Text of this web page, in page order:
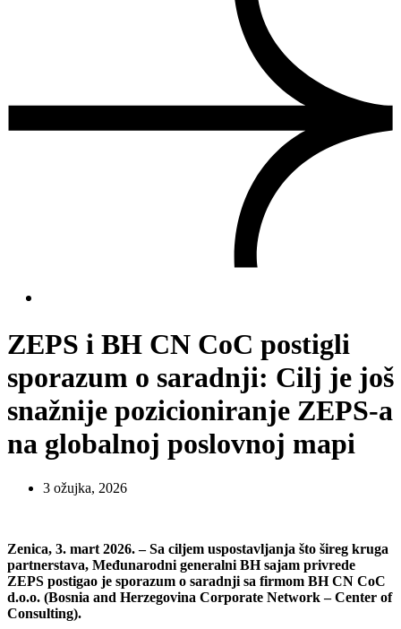
ZEPS i BH CN CoC postigli
sporazum o saradnji: Cilj je još
snažnije pozicioniranje ZEPS-a
na globalnoj poslovnoj mapi
3 ožujka, 2026
Zenica, 3. mart 2026. – Sa ciljem uspostavljanja što šireg kruga
partnerstava, Međunarodni generalni BH sajam privrede
ZEPS postigao je sporazum o saradnji sa firmom BH CN CoC
d.o.o. (Bosnia and Herzegovina Corporate Network – Center of
Consulting).